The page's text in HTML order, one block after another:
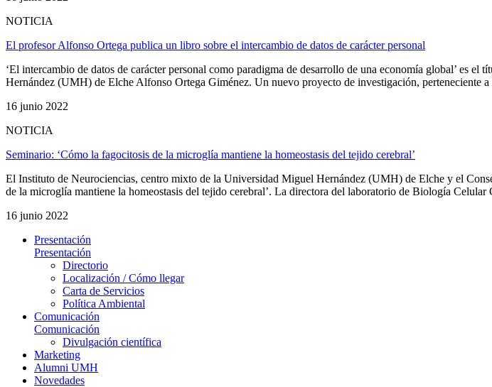
NOTICIA
El profesor Alfonso Ortega publica un libro sobre el intercambio de datos de carácter personal
‘El intercambio de datos de carácter personal como paradigma de desarrollo de una economía global’ es
Hernández (UMH) de Elche Alfonso Ortega Giménez. Un nuevo proyecto de investigación, perteneciente
16 junio 2022
NOTICIA
Seminario: ‘Cómo la fagocitosis de la microglía mantiene la homeostasis del tejido cerebral’
El Instituto de Neurociencias, centro mixto de la Universidad Miguel Hernández (UMH) de Elche y el
de la microglía mantiene la homeostasis del tejido cerebral’. La directora del laboratorio de Biología
16 junio 2022
Presentación
Presentación
Directorio
Localización / Cómo llegar
Carta de Servicios
Política Ambiental
Comunicación
Comunicación
Divulgación científica
Marketing
Alumni UMH
Novedades